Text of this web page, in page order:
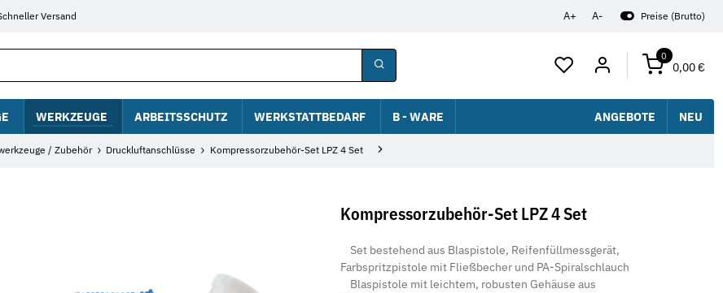
A+ A- Preise (Brutto)
Versand
0
0,00 €
WERKZEUGE ARBEITSSCHUTZ WERKSTATTBEDARF B - WARE ANGEBOTE NEU
/ Zubehör Druckluftanschlüsse Kompressorzubehör-Set LPZ 4 Set
Kompressorzubehör-Set LPZ 4 Set
Set bestehend aus Blaspistole, Reifenfüllmessgerät,
Farbspritzpistole mit Fließbecher und PA-Spiralschlauch
Blaspistole mit leichtem, robusten Gehäuse aus